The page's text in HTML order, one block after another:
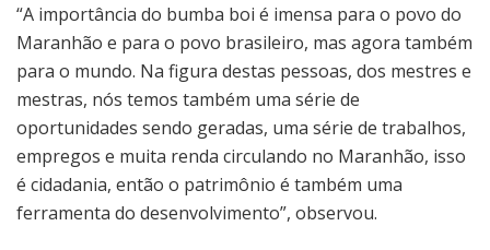
“A importância do bumba boi é imensa para o povo do
Maranhão e para o povo brasileiro, mas agora também
para o mundo. Na figura destas pessoas, dos mestres e
mestras, nós temos também uma série de
oportunidades sendo geradas, uma série de trabalhos,
empregos e muita renda circulando no Maranhão, isso
é cidadania, então o patrimônio é também uma
ferramenta do desenvolvimento”, observou.